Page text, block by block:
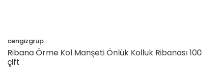
cengizgrup
Ribana Örme Kol Manşeti Önlük Kolluk Ribanası 100
çift